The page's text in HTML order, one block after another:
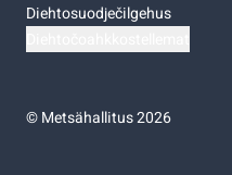
Diehtosuodječilgehus
©Metsähallitus 2026